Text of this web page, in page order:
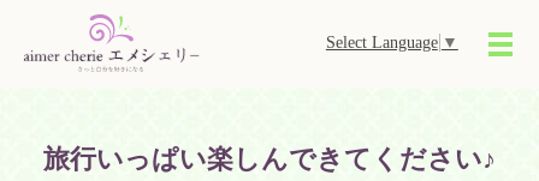
Select Language ▼
メ
旅行いっぱい楽しんできてください♪